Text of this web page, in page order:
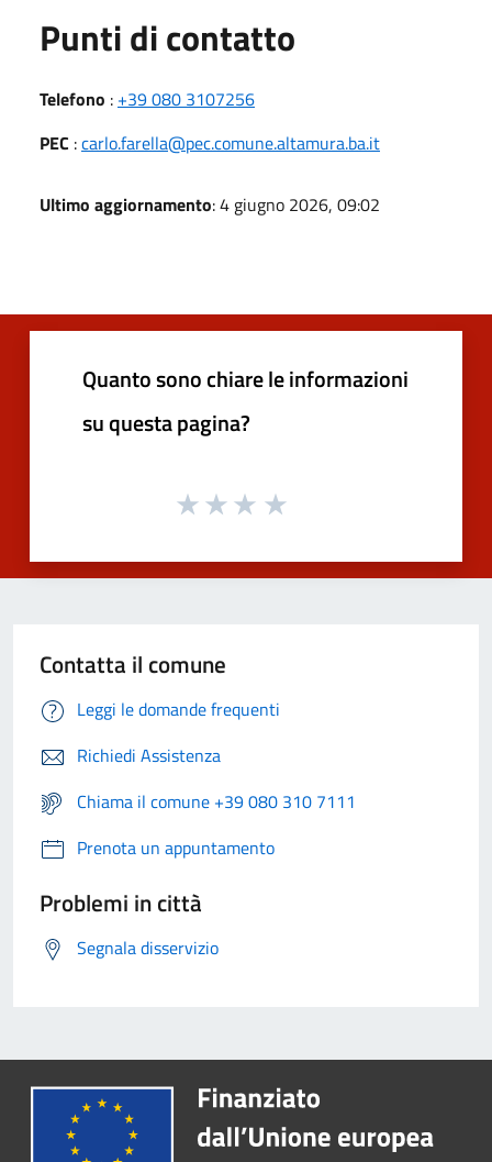
Punti di contatto
Telefono : +39 080 3107256
PEC :carlo.farella@pec.comune.altamura.ba.it
Ultimo aggiornamento: 4 giugno 2026, 09:02
Quanto sono chiare le informazioni
su questa pagina?
Contatta il comune
Leggi le domande frequenti
Richiedi Assistenza
Chiama il comune +39 080 310 7111
Prenota un appuntamento
Problemi in città
Segnala disservizio